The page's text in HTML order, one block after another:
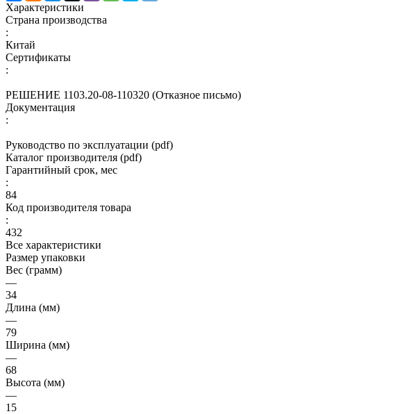
Характеристики
Страна производства
:
Китай
Сертификаты
:
РЕШЕНИЕ 1103.20-08-110320 (Отказное письмо)
Документация
:
Руководство по эксплуатации (pdf)
Каталог производителя (pdf)
Гарантийный срок, мес
:
84
Код производителя товара
:
432
Все характеристики
Размер упаковки
Вес (грамм)
—
34
Длина (мм)
—
79
Ширина (мм)
—
68
Высота (мм)
—
15